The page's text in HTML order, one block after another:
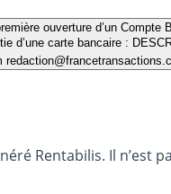
ouverture d’un Compte
d’une carte bancaire :
Rentabilis. Il n’est